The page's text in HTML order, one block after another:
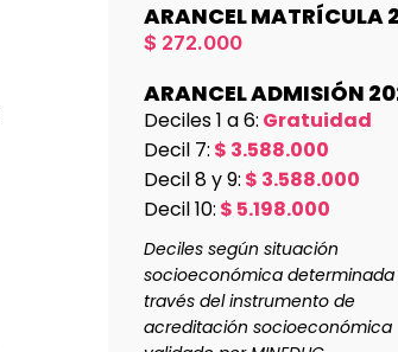
ARANCEL MATRÍCULA
$ 272.000
ARANCEL ADMISIÓN
Deciles 1 a 6: Gratuidad
Decil 7: $ 3.588.000
Decil 8 y 9: $ 3.588.000
Decil 10: $ 5.198.000
Deciles según situación
socioeconómica determinada
través del instrumento de
acreditación socioeconómica